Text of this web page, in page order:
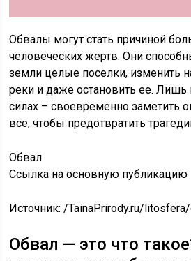
Обвалы могут стать причиной
человеческих жертв. Они
земли целые поселки, изменить
реки и даже остановить ее. Лишь
силах – своевременно заметить
все, чтобы предотвратить
Обвал
Ссылка на основную публикацию
Источник:/TainaPrirody.ru/
Обвал — это что